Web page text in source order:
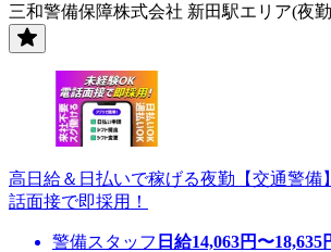
三和警備保障株式会社 新田駅エリア(夜
高日給＆日払いで稼げる夜勤【交通警備
話面接で即採用！
警備スタッフ 日給14,063円〜18,635